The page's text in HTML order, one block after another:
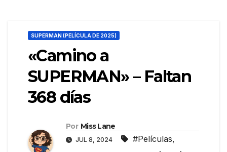
SUPERMAN (PELÍCULA DE 2025)
«Camino a
SUPERMAN» – Faltan
368 días
Por Miss Lane
JUL 8, 2024 #Películas,